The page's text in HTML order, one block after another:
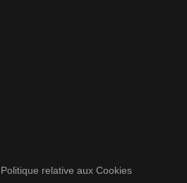
Politique relative aux Cookies